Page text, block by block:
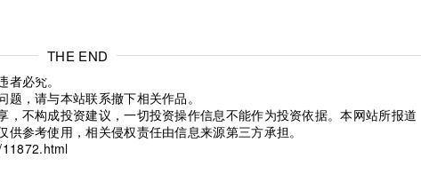
THE END
必究。
，请与本站联系撤下相关作品。
不构成投资建议，一切投资操作信息不能作为投资依据。本网站所报道
参考使用，相关侵权责任由信息来源第三方承担。